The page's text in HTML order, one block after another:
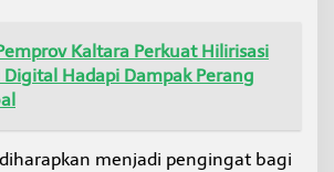
Kaltara Perkuat Hilirisasi
Hadapi Dampak Perang
menjadi pengingat bagi